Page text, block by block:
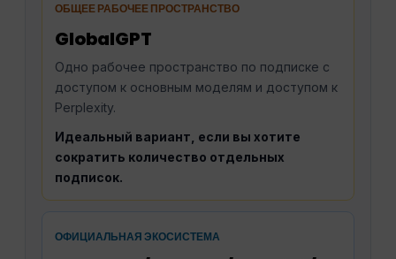
ОБЩЕЕ РАБОЧЕЕ ПРОСТРАНСТВО
GlobalGPT
Одно рабочее пространство по подписке с
доступом к основным моделям и доступом к
Perplexity.
Идеальный вариант, если вы хотите
сократить количество отдельных
подписок.
ОФИЦИАЛЬНАЯ ЭКОСИСТЕМА